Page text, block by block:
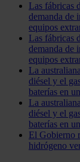
Las fábricas
demanda de
equipos
Las fábricas
demanda de
equipos
La
diésel y el
baterías en
La
diésel y el
baterías en
El Gobierno
hidrógeno